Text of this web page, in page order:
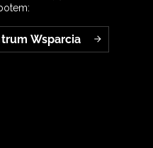
Wsparcia